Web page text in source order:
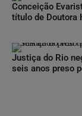
Conceição
título de Doutora
Justiça do Rio
seis anos preso